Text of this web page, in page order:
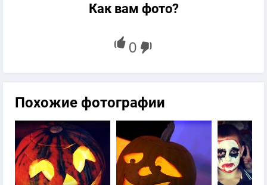
Как вам фото?
Похожие фотографии